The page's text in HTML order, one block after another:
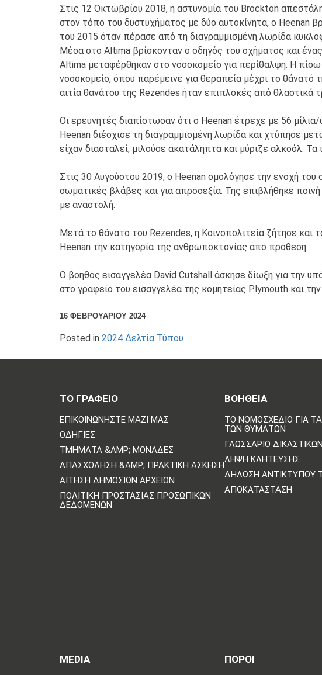
Στις 12 Οκτωβρίου 2018, η αστυνομία του Brockton
στον τόπο του δυστυχήματος με δύο αυτοκίνητα, ο Heenan
του 2015 όταν πέρασε από τη διαγραμμισμένη λωρίδα
Μέσα στο Altima βρίσκονταν ο οδηγός του οχήματος και
Altima μεταφέρθηκαν στο νοσοκομείο για περίθαλψη. Η
νοσοκομείο, όπου παρέμεινε για θεραπεία μέχρι το
αιτία θανάτου της Rezendes ήταν επιπλοκές από θλαστικά
Οι ερευνητές διαπίστωσαν ότι ο Heenan έτρεχε με 56
Heenan διέσχισε τη διαγραμμισμένη λωρίδα και χτύπησε
είχαν διασταλεί, μιλούσε ακατάληπτα και μύριζε αλκοόλ. Τα
Στις 30 Αυγούστου 2019, ο Heenan ομολόγησε την ενοχή
σωματικές βλάβες και για απροσεξία. Της επιβλήθηκε
με αναστολή.
Μετά το θάνατο του Rezendes, η Κοινοπολιτεία ζήτησε
Heenan την κατηγορία της ανθρωποκτονίας από πρόθεση.
Ο βοηθός εισαγγελέα David Cutshall άσκησε δίωξη για την
στο γραφείο του εισαγγελέα της κομητείας Plymouth και
16 ΦΕΒΡΟΥΑΡΊΟΥ 2024
Posted in 2024 Δελτία Τύπου
ΤΟ ΓΡΑΦΕΙΟ
ΕΠΙΚΟΙΝΩΝΗΣΤΕ ΜΑΖΙ ΜΑΣ
ΟΔΗΓΊΕΣ
ΤΜΉΜΑΤΑ &AMP; ΜΟΝΆΔΕΣ
ΑΠΑΣΧΌΛΗΣΗ &AMP; ΠΡΑΚΤΙΚΉ ΆΣΚΗΣΗ
ΑΊΤΗΣΗ ΔΗΜΌΣΙΩΝ ΑΡΧΕΊΩΝ
ΠΟΛΙΤΙΚΗ ΠΡΟΣΤΑΣΙΑΣ ΠΡΟΣΩΠΙΚΩΝ
ΔΕΔΟΜΕΝΩΝ
ΒΟΗΘΕΙΑ
ΤΟ ΝΟΜΟΣΧΈΔΙΟ ΓΙΑ
ΤΩΝ ΘΥΜΆΤΩΝ
ΓΛΩΣΣΆΡΙΟ
ΛΉΨΗ ΚΛΉΤΕΥΣΗΣ
ΔΉΛΩΣΗ ΑΝΤΙΚΤΎΠΟΥ
ΑΠΟΚΑΤΆΣΤΑΣΗ
MEDIA ΠΟΡΟΙ